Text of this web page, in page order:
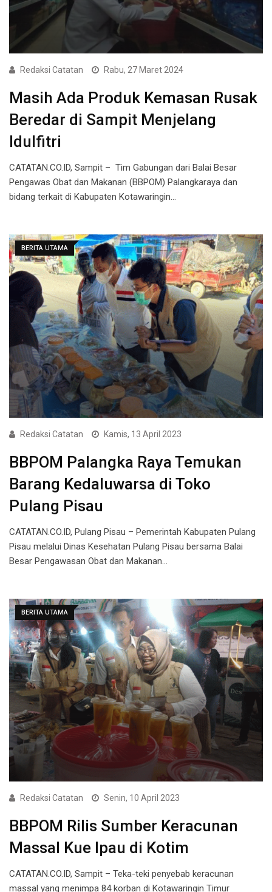
Redaksi Catatan Rabu, 27 Maret 2024
Masih Ada Produk Kemasan Rusak
Beredar di Sampit Menjelang
Idulfitri
CATATAN.CO.ID, Sampit – Tim Gabungan dari Balai Besar
Pengawas Obat dan Makanan (BBPOM) Palangkaraya dan
bidang terkait di Kabupaten Kotawaringin…
BERITA UTAMA
Redaksi Catatan Kamis, 13 April 2023
BBPOM Palangka Raya Temukan
Barang Kedaluwarsa di Toko
Pulang Pisau
CATATAN.CO.ID, Pulang Pisau – Pemerintah Kabupaten Pulang
Pisau melalui Dinas Kesehatan Pulang Pisau bersama Balai
Besar Pengawasan Obat dan Makanan…
BERITA UTAMA
Redaksi Catatan Senin, 10 April 2023
BBPOM Rilis Sumber Keracunan
Massal Kue Ipau di Kotim
CATATAN.CO.ID, Sampit – Teka-teki penyebab keracunan
massal yang menimpa 84 korban di Kotawaringin Timur